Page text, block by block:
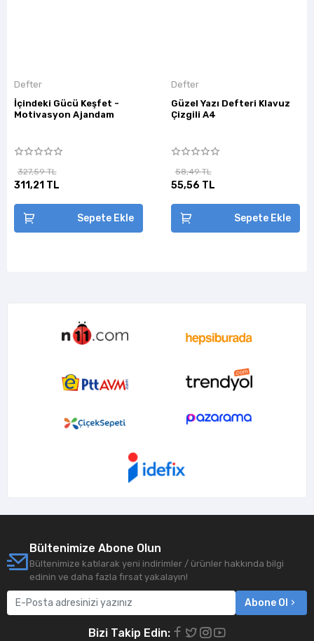
Defter
İçindeki Gücü Keşfet -
Motivasyon Ajandam
327,59 TL
311,21 TL
Sepete Ekle
Defter
Güzel Yazı Defteri Klavuz
Çizgili A4
58,49 TL
55,56 TL
Sepete Ekle
Bültenimize Abone Olun
Bültenimize katılarak yeni indirimler / ürünler hakkında bilgi
edinin ve daha fazla fırsat yakalayın!
Abone Ol
Bizi Takip Edin: